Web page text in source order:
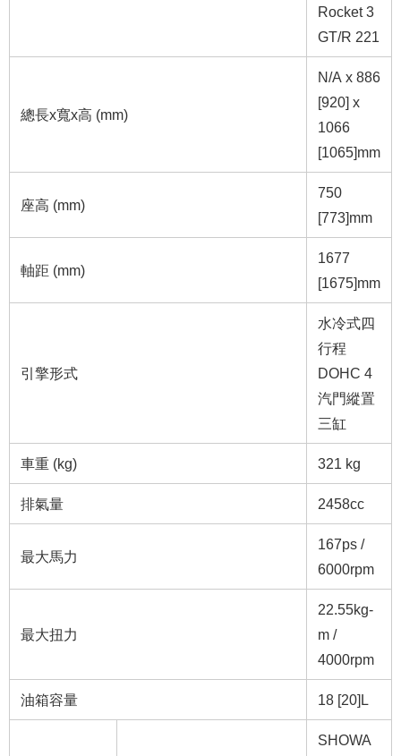
Rocket 3
GT/R 221
總長x寬x高 (mm)
N/A x 886
[920] x
1066
[1065]mm
座高 (mm)
750
[773]mm
軸距 (mm)
1677
[1675]mm
引擎形式
水冷式四
行程
DOHC 4
汽門縱置
三缸
車重 (kg) 321 kg
排氣量 2458cc
最大馬力
167ps /
6000rpm
最大扭力
22.55kg-
m /
4000rpm
油箱容量 18 [20]L
SHOWA